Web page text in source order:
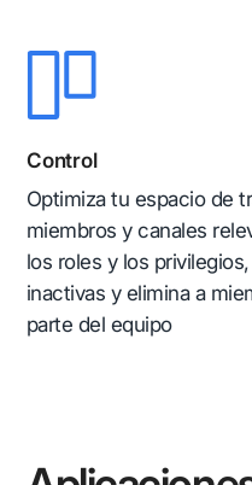
Control
Optimiza tu espacio de
miembros y canales
los roles y los
inactivas y elimina a
parte del equipo